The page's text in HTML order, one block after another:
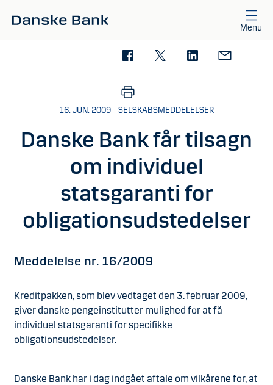
Menu
16. JUN. 2009 – SELSKABSMEDDELELSER
Danske Bank får tilsagn
om individuel
statsgaranti for
obligationsudstedelser
Meddelelse nr. 16/2009
Kreditpakken, som blev vedtaget den 3. februar 2009,
giver danske pengeinstitutter mulighed for at få
individuel statsgaranti for specifikke
obligationsudstedelser.
Danske Bank har i dag indgået aftale om vilkårene for, at